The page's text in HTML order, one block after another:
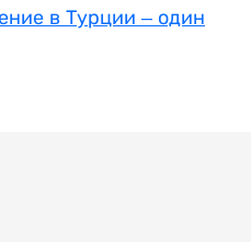
в Турции – один